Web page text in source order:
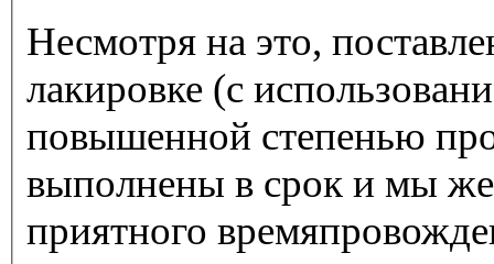
Несмотря на это,
лакировке (с
повышенной степенью
выполнены в срок и мы
приятного